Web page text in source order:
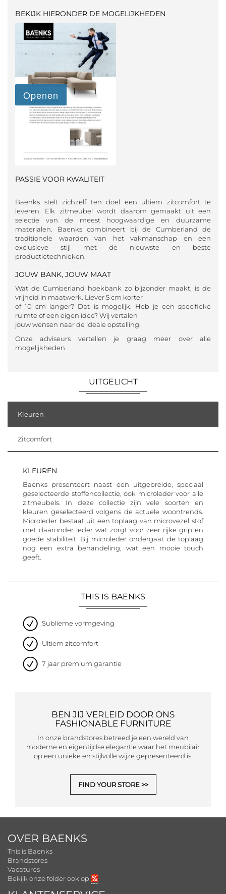
BEKIJK HIERONDER DE MOGELIJKHEDEN
PASSIE VOOR KWALITEIT
Baenks stelt zichzelf ten doel een ultiem zitcomfort te
leveren. Elk zitmeubel wordt daarom gemaakt uit een
selectie van de meest hoogwaardige en duurzame
materialen. Baenks combineert bij de Cumberland de
traditionele waarden van het vakmanschap en een
exclusieve stijl met de nieuwste en beste
productietechnieken.
JOUW BANK, JOUW MAAT
Wat de Cumberland hoekbank zo bijzonder maakt, is de
vrijheid in maatwerk. Liever 5 cm korter
of 10 cm langer? Dat is mogelijk. Heb je een specifieke
ruimte of een eigen idee? Wij vertalen
jouw wensen naar de ideale opstelling.
Onze adviseurs vertellen je graag meer over alle
mogelijkheden.
UITGELICHT
Kleuren
Zitcomfort
KLEUREN
Baenks presenteert naast een uitgebreide, speciaal
geselecteerde stoffencollectie, ook microleder voor alle
zitmeubels. In deze collectie zijn vele soorten en
kleuren geselecteerd volgens de actuele woontrends.
Microleder bestaat uit een toplaag van microvezel stof
met daaronder leder wat zorgt voor zeer rijke grip en
goede stabiliteit. Bij microleder ondergaat de toplaag
nog een extra behandeling, wat een mooie touch
geeft.
THIS IS BAENKS
Sublieme vormgeving
Ultiem zitcomfort
7 jaar premium garantie
BEN JIJ VERLEID DOOR ONS
FASHIONABLE FURNITURE
In onze brandstores betreed je een wereld van
moderne en eigentijdse elegantie waar het meubilair
op een unieke en stijlvolle wijze gepresenteerd is.
FIND YOUR STORE
OVER BAENKS
This is Baenks
Brandstores
Vacatures
Bekijk onze folder ook op